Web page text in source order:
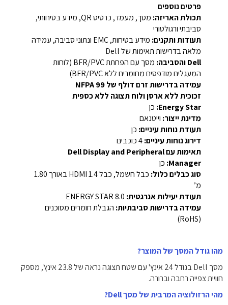
פרטים נוספים
תכולת האריזה:
מסך, מעמד, כרטיס QR, מידע בטיחותי,
סביבתי ורגולטורי
תעודות ותקנים:
מידע בטיחות, EMC ונתוני סביבה, עמידה
מלאה בדרישות תאימות של Dell
Dell והסביבה:
מסך עם הפחתת BFR/PVC (לוחות
המעגלים מודפסים מחומרים ללא BFR/PVC)
עמידה בדרישות זרם דולף של NFPA 99
זכוכית ללא ארסן ולוח תצוגה ללא כספית
Energy Star: כן
מדינת ייצור: וייטנאם
תעודת נוחות עיניים: כן
דירוג נוחות עיניים:
תאימות עם Dell Display and Peripheral
Manager: כן
סוג כבלים כלול:
כבל חשמל, כבל HDMI 1.4 באורך ‎1.80
מ’
תעודת יעילות אנרגטית:
עמידה בדרישות סביבתיות: הגבלת חומרים מסוכנים
(RoHS)
מהו גודל המסך של המוצר?
מסך Dell בגודל 24 אינץ' עם שטח תצוגה נראה של ‎23.8‎ אינץ', מספק
חוויית צפייה רחבה וברורה.
מהי הרזולוציה המרבית של מסך Dell?